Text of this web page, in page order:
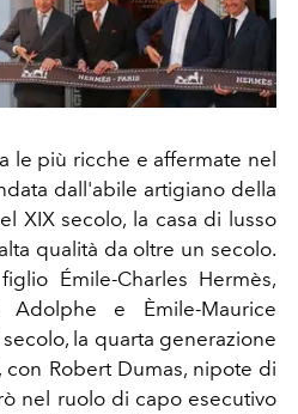
le più ricche e affermate nel
dall'abile artigiano della
XIX secolo, la casa di lusso
qualità da oltre un secolo.
Émile-Charles Hermès,
e Èmile-Maurice
la quarta generazione
Robert Dumas, nipote di
nel ruolo di capo esecutivo